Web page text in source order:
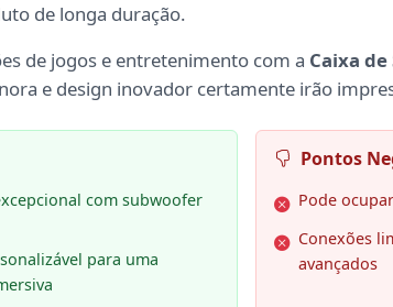
de longa duração.
de jogos e entretenimento com a Caixa
e design inovador certamente irão
com subwoofer
para uma
Pontos
Pode
Conexões
avançados